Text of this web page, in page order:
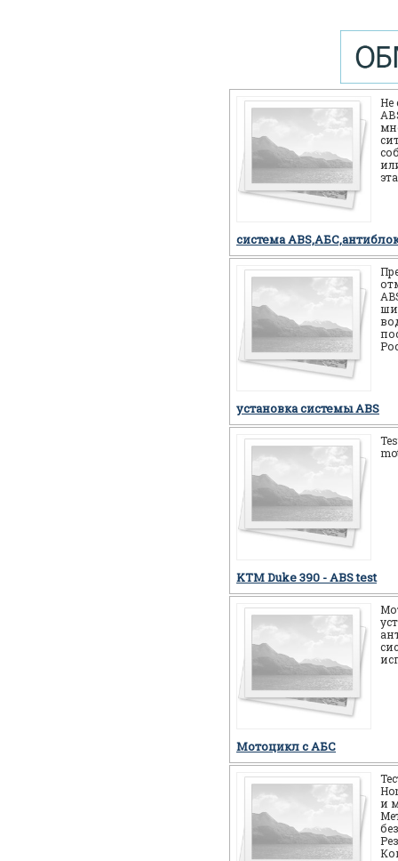
Не
система
установка системы ABS
KTM Duke 390 - ABS test
Мотоцикл c АБС
и